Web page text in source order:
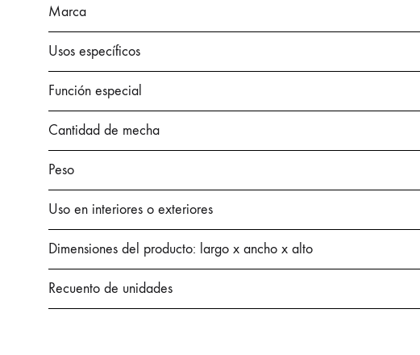
Marca
Usos específicos
Función especial
Cantidad de mecha
Peso
Uso en interiores o exteriores
Dimensiones del producto: largo x ancho x alto
Recuento de unidades